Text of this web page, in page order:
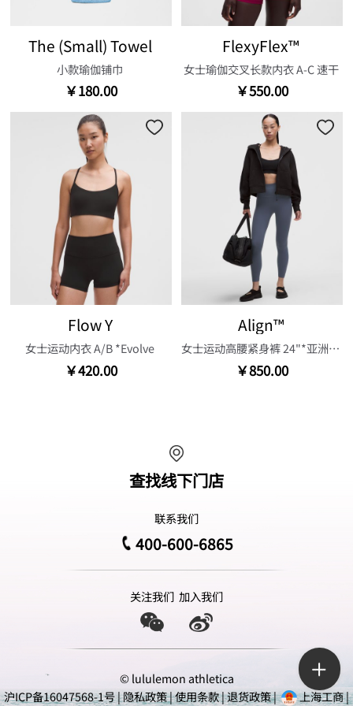
The (Small) Towel
小款瑜伽铺巾
￥180.00
FlexyFlex™
女士瑜伽交叉长款内衣 A-C 速干
￥550.00
Flow Y
女士运动内衣 A/B *Evolve
￥420.00
Align™
女士运动高腰紧身裤 24"*亚洲版型
￥850.00
查找线下门店
联系我们
400-600-6865
关注我们 加入我们
© lululemon athletica
沪ICP备16047568-1号|隐私政策|使用条款|退货政策| 上海工商|